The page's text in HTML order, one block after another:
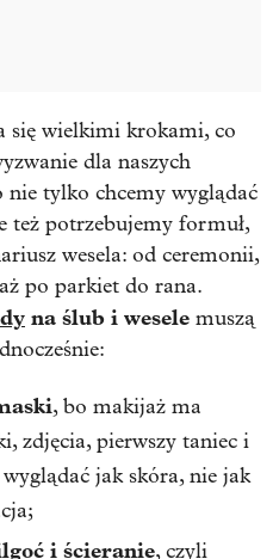
się wielkimi krokami, co
dla naszych
tylko chcemy wyglądać
też potrzebujemy formuł,
wesela: od ceremonii,
po parkiet do rana.
na ślub i wesele muszą
, bo makijaż ma
zdjęcia, pierwszy taniec i
jak skóra, nie jak
i ścieranie, czyli